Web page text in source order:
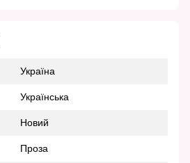
Україна
Українська
Новий
Проза